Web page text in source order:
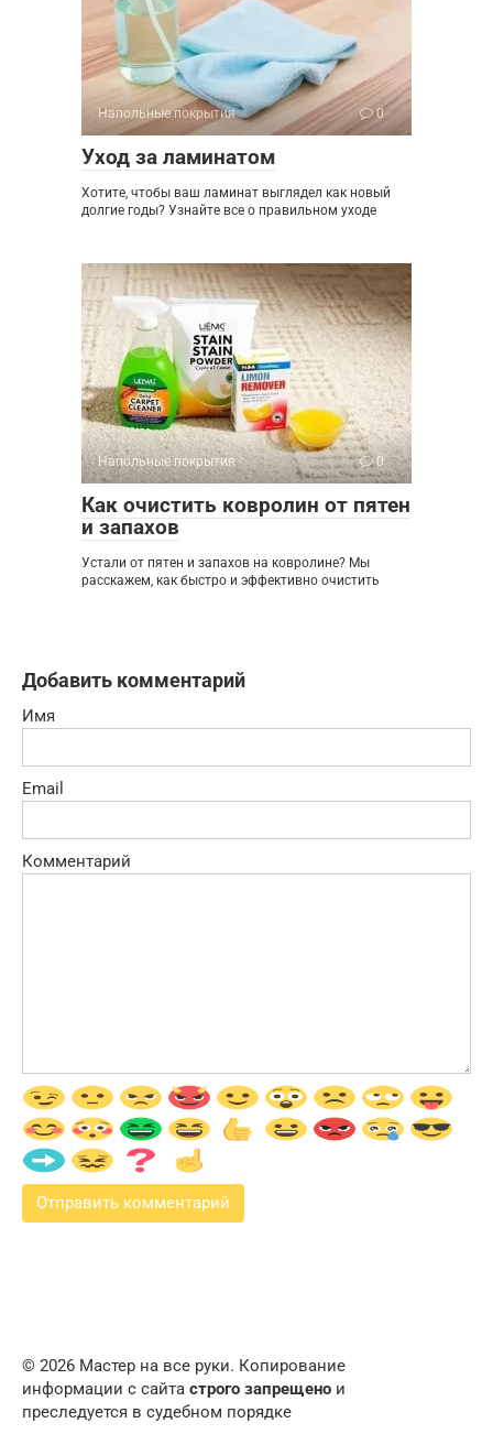
Напольные покрытия 0
Уход за ламинатом
Хотите, чтобы ваш ламинат выглядел как новый
долгие годы? Узнайте все о правильном уходе
Напольные покрытия 0
Как очистить ковролин от пятен
и запахов
Устали от пятен и запахов на ковролине? Мы
расскажем, как быстро и эффективно очистить
Добавить комментарий
Имя
Email
Комментарий
© 2026 Мастер на все руки. Копирование
информации с сайта строго запрещено и
преследуется в судебном порядке